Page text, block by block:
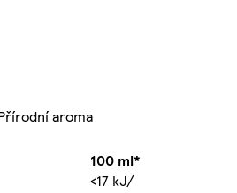
aroma
100 ml*
<17 kJ/